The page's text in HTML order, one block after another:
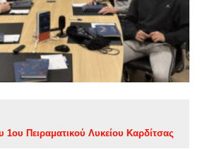
1ου Πειραματικού Λυκείου Καρδίτσας